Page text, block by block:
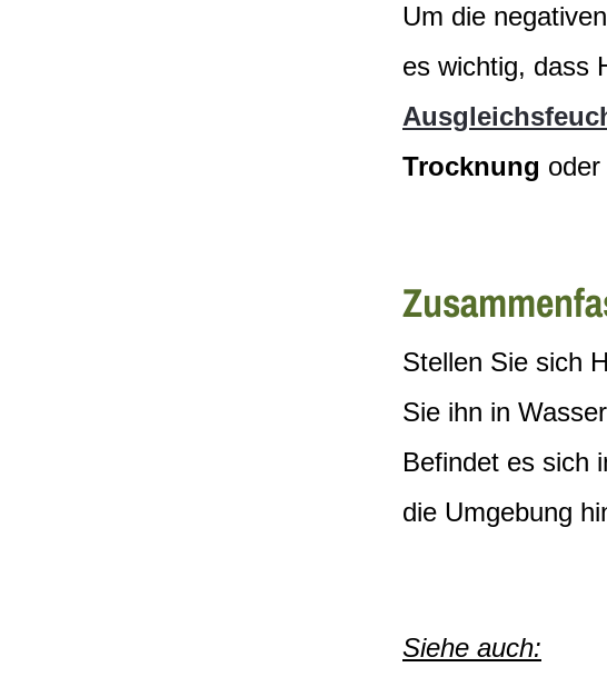
Um die
es wichtig, dass
Trocknung oder
Stellen Sie sich
Sie ihn in
Befindet es sich
die Umgebung
Siehe auch: